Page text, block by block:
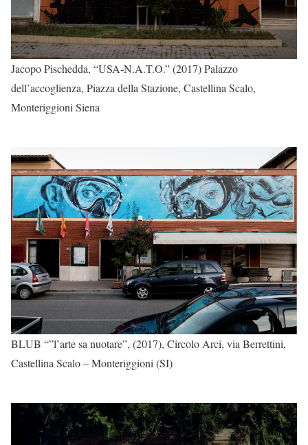
Jacopo Pischedda, “USA-N.A.T.O.” (2017) Palazzo
dell’accoglienza, Piazza della Stazione, Castellina Scalo,
Monteriggioni Siena
BLUB “”l’arte sa nuotare”, (2017), Circolo Arci, via Berrettini,
Castellina Scalo – Monteriggioni (SI)